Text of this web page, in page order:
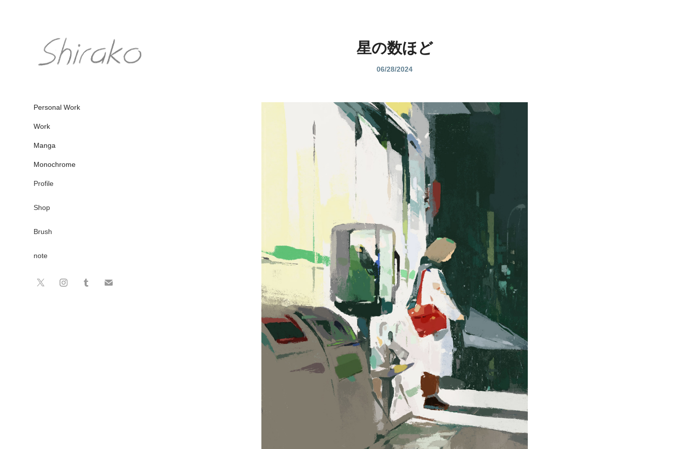
Personal Work
Work
Manga
Monochrome
Profile
Shop
Brush
note
星の数ほど
06/28/2024